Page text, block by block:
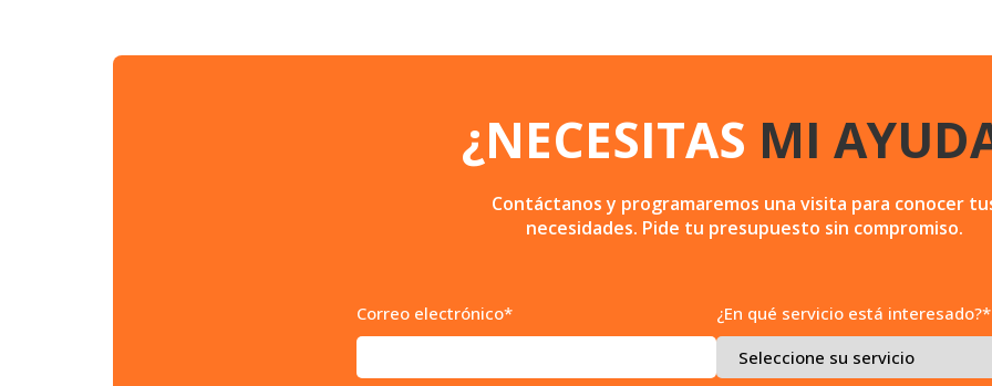
¿NECESITAS MI
Contáctanos y programaremos una visita para conocer
necesidades. Pide tu presupuesto sin compromiso.
Correo electrónico* ¿En qué servicio está interesado?*